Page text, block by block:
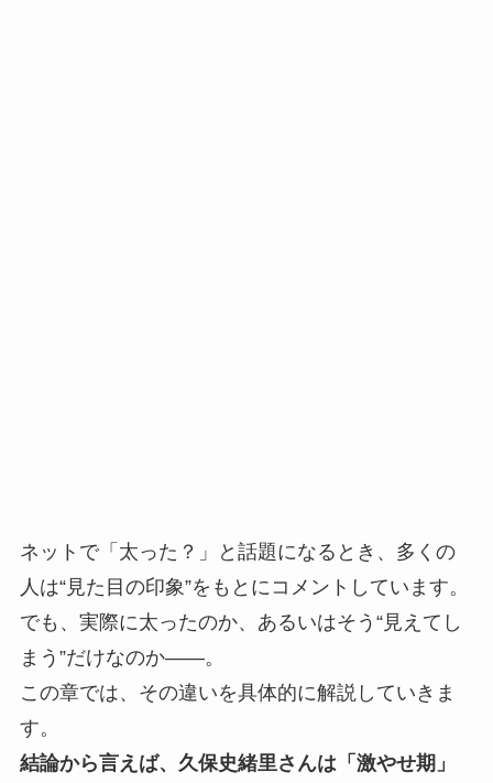
ネットで「太った？」と話題になるとき、多くの
人は“見た目の印象”をもとにコメントしています。
でも、実際に太ったのか、あるいはそう“見えてし
まう”だけなのか――。
この章では、その違いを具体的に解説していきま
す。
結論から言えば、久保史緒里さんは「激やせ期」